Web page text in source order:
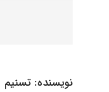
نویسنده: تسنیم tasnimnews